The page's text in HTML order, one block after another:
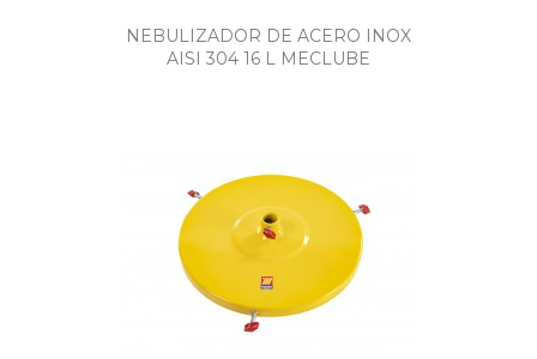
NEBULIZADOR DE ACERO INOX
AISI 304 16 L MECLUBE